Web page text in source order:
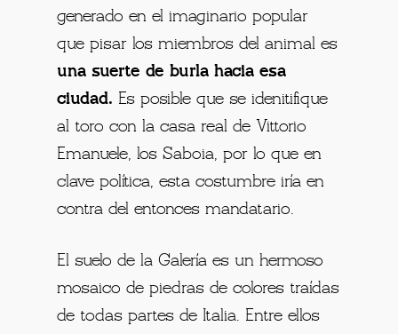
generado en el imaginario popular
que pisar los miembros del animal es
una suerte de burla hacia esa
ciudad. Es posible que se idenitifique
al toro con la casa real de Vittorio
Emanuele, los Saboia, por lo que en
clave política, esta costumbre iría en
contra del entonces mandatario.
El suelo de la Galería es un hermoso
mosaico de piedras de colores traídas
de todas partes de Italia. Entre ellos